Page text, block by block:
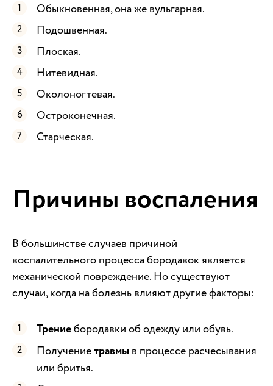
Обыкновенная, она же вульгарная.
Подошвенная.
Плоская.
Нитевидная.
Околоногтевая.
Остроконечная.
Старческая.
Причины воспаления
В большинстве случаев причиной
воспалительного процесса бородавок является
механической повреждение. Но существуют
случаи, когда на болезнь влияют другие факторы:
Трениебородавки об одежду или обувь.
Получениетравмы в процессе расчесывания
или бритья.